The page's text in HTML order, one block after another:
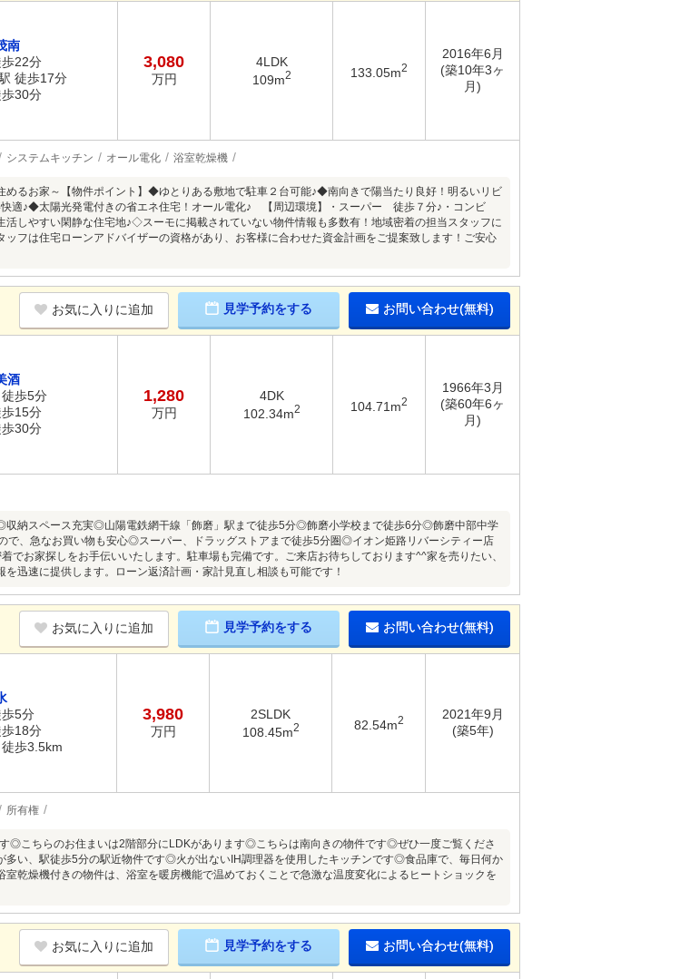
南
22分
徒歩17分
30分
3,080
万円
4LDK
109m2 133.05m2
2016年6月
(築10年3ヶ
月)
システムキッチン オール電化 浴室乾燥機
めるお家～【物件ポイント】◆ゆとりある敷地で駐車２台可能♪◆南向きで陽当たり良好！明るいリビ
適♪◆太陽光発電付きの省エネ住宅！オール電化♪ 【周辺環境】・スーパー 徒歩７分♪・コンビ
しやすい閑静な住宅地♪◇スーモに掲載されていない物件情報も多数有！地域密着の担当スタッフに
フは住宅ローンアドバイザーの資格があり、お客様に合わせた資金計画をご提案致します！ご安心
お気に入りに追加 見学予約をする お問い合わせ(無料)
酒
歩5分
15分
30分
1,280
万円
4DK
102.34m2 104.71m2
1966年3月
(築60年6ヶ
月)
納スペース充実◎山陽電鉄網干線「飾磨」駅まで徒歩5分◎飾磨小学校まで徒歩6分◎飾磨中部中学
で、急なお買い物も安心◎スーパー、ドラッグストアまで徒歩5分圏◎イオン姫路リバーシティー店
でお家探しをお手伝いいたします。駐車場も完備です。ご来店お待ちしております^^家を売りたい、
迅速に提供します。ローン返済計画・家計見直し相談も可能です！
お気に入りに追加 見学予約をする お問い合わせ(無料)
5分
18分
徒歩3.5km
3,980
万円
2SLDK
108.45m2 82.54m2
2021年9月
(築5年)
所有権
◎こちらのお住まいは2階部分にLDKがあります◎こちらは南向きの物件です◎ぜひ一度ご覧くださ
い、駅徒歩5分の駅近物件です◎火が出ないIH調理器を使用したキッチンです◎食品庫で、毎日何か
乾燥機付きの物件は、浴室を暖房機能で温めておくことで急激な温度変化によるヒートショックを
お気に入りに追加 見学予約をする お問い合わせ(無料)